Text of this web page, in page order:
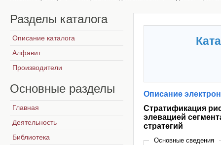
Описание
Стратификация
элевацией
стратегий
Основные сведения
Разделы каталога
Описание каталога
Алфавит
Производители
Основные разделы
Главная
Деятельность
Библиотека